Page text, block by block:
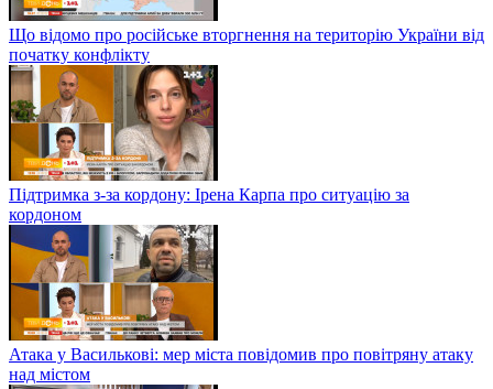
Що відомо про російське вторгнення на територію України від
початку конфлікту
Підтримка з-за кордону: Ірена Карпа про ситуацію за
кордоном
Атака у Василькові: мер міста повідомив про повітряну атаку
над містом